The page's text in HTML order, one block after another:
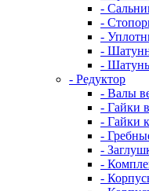
-
-
-
-
-
- Редуктор
- Валы
- Гайки
- Гайки
-
-
-
-